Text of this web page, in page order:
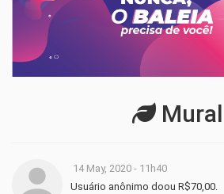
Mural
14 May, 2020 - 11h40
Usuário anônimo doou R$70,00.